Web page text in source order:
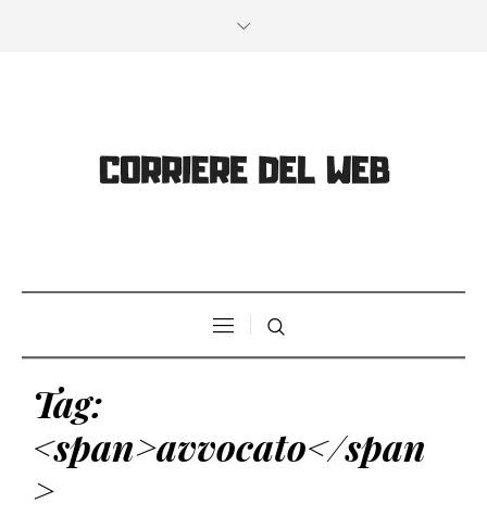
Tag:
<span>avvocato</span
>